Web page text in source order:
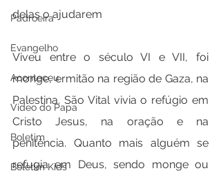
Padroeira
Evangelho
Aconteceu
Video do Papa
Boletim
Boletim Kids
delas o ajudarem
Viveu entre o século VI e VII, foi
monge, ermitão na região de Gaza, na
Palestina. São Vital vivia o refúgio em
Cristo Jesus, na oração e na
penitência. Quanto mais alguém se
refugia em Deus, sendo monge ou